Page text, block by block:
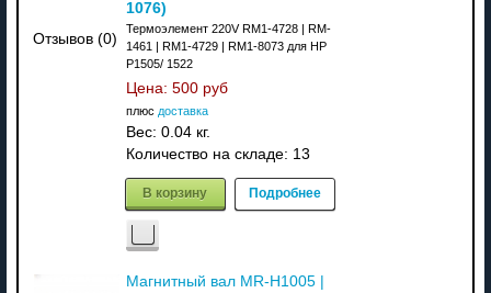
Отзывов (0)
1076)
Термоэлемент 220V RM1-4728 | RM-
1461 | RM1-4729 | RM1-8073 для HP
P1505/ 1522
Цена: 500 руб
плюс доставка
Вес: 0.04 кг.
Количество на складе: 13
В корзину Подробнее
Магнитный вал MR-H1005 |